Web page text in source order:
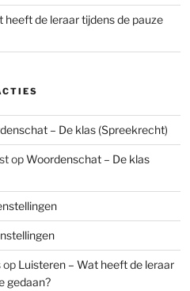
heeft de leraar tijdens de pauze
– De klas (Spreekrecht)
opWoordenschat – De klas
op Luisteren – Wat heeft de leraar
gedaan?